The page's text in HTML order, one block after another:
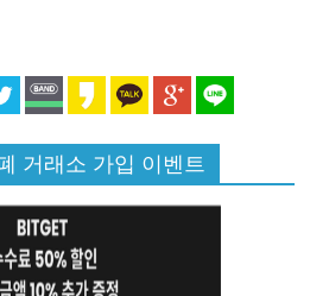
거래소 가입 이벤트